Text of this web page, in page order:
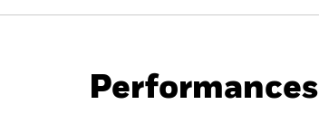
Performances